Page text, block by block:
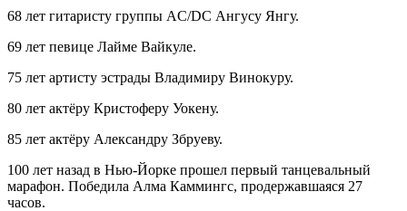
68 лет гитаристу группы AC/DC Ангусу Янгу.
69 лет певице Лайме Вайкуле.
75 лет артисту эстрады Владимиру Винокуру.
80 лет актёру Кристоферу Уокену.
85 лет актёру Александру Збруеву.
100 лет назад в Нью-Йорке прошел первый танцевальный
марафон. Победила Алма Каммингс, продержавшаяся 27
часов.